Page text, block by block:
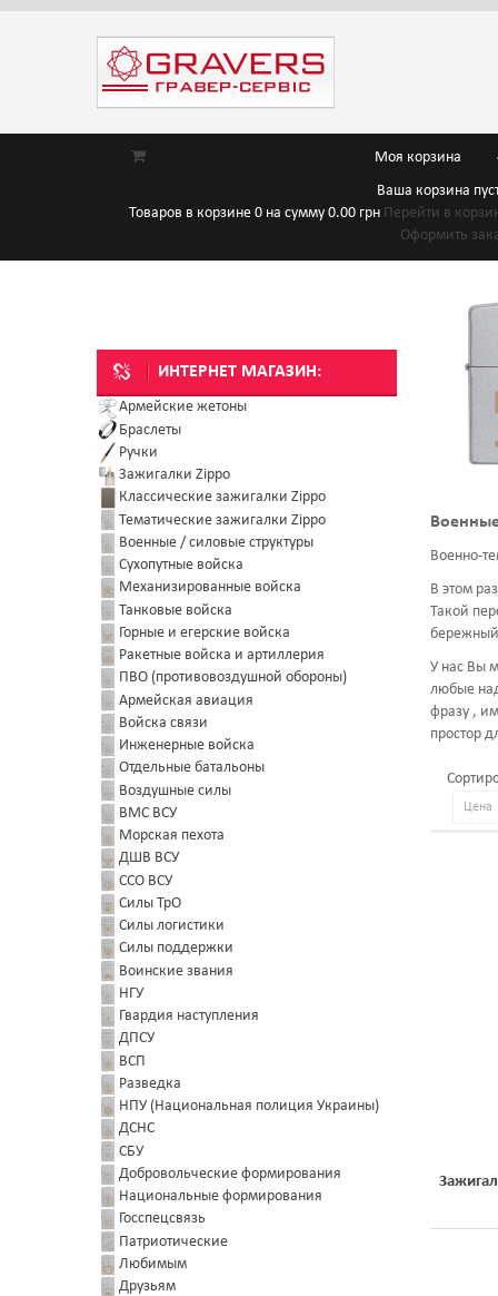
Моя корзина
Ваша корзина
Товаров в корзине 0 на сумму 0.00 грн Перейти в
Оформить
ИНТЕРНЕТ МАГАЗИН:
Армейские жетоны
Браслеты
Ручки
Зажигалки Zippo
Классические зажигалки Zippo
Тематические зажигалки Zippo
Военные / силовые структуры
Сухопутные войска
Механизированные войска
Танковые войска
Горные и егерские войска
Ракетные войска и артиллерия
ПВО (противовоздушной обороны)
Армейская авиация
Войска связи
Инженерные войска
Отдельные батальоны
Воздушные силы
ВМС ВСУ
Морская пехота
ДШВ ВСУ
ССО ВСУ
Силы ТрО
Силы логистики
Силы поддержки
Воинские звания
НГУ
Гвардия наступления
ДПСУ
ВСП
Разведка
НПУ (Национальная полиция Украины)
ДСНС
СБУ
Добровольческие формирования
Национальные формирования
Госспецсвязь
Патриотические
Любимым
Друзьям
Военно-
В этом
Такой
У нас Вы
любые
фразу ,
простор